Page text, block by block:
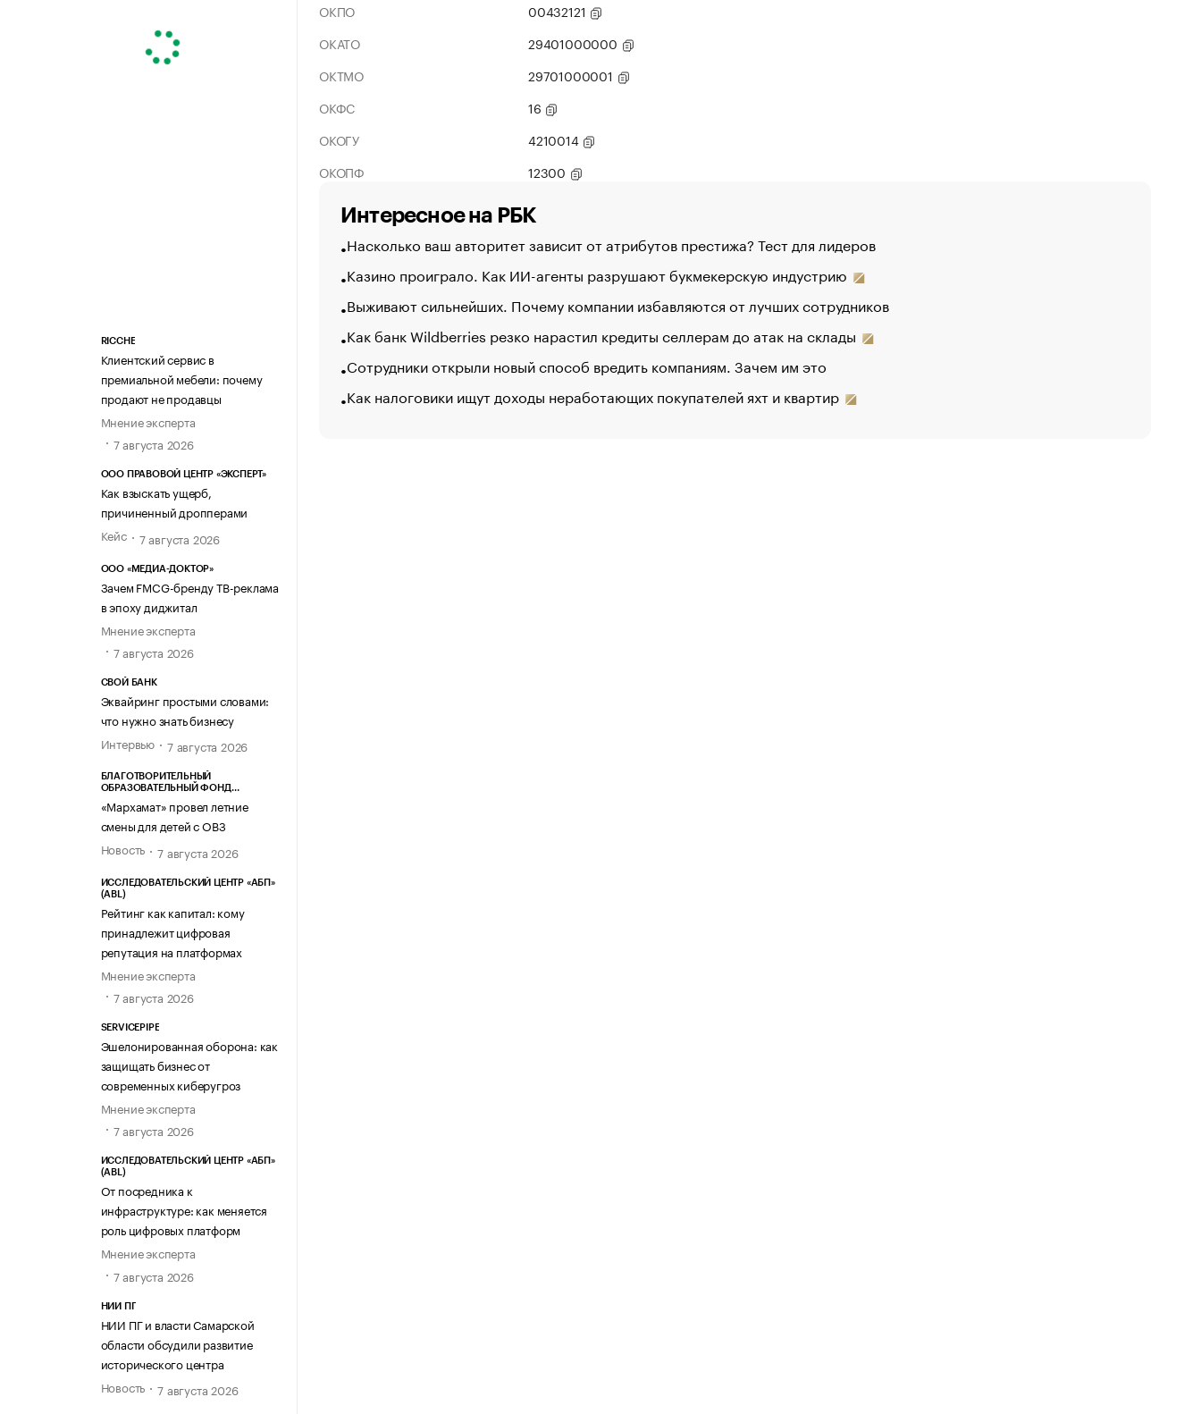
RICCHE
Клиентский сервис в
премиальной мебели: почему
продают не продавцы
Мнение эксперта
7 августа 2026
ООО ПРАВОВОЙ ЦЕНТР «ЭКСПЕРТ»
Как взыскать ущерб,
причиненный дропперами
Кейс
7 августа 2026
ООО «МЕДИА-ДОКТОР»
Зачем FMCG-бренду ТВ-реклама
в эпоху диджитал
Мнение эксперта
7 августа 2026
СВОЙ БАНК
Эквайринг простыми словами:
что нужно знать бизнесу
Интервью
7 августа 2026
БЛАГОТВОРИТЕЛЬНЫЙ
ОБРАЗОВАТЕЛЬНЫЙ ФОНД
«Мархамат» провел летние
смены для детей с ОВЗ
Новость
7 августа 2026
ИССЛЕДОВАТЕЛЬСКИЙ ЦЕНТР «АБП»
(ABL)
Рейтинг как капитал: кому
принадлежит цифровая
репутация на платформах
Мнение эксперта
7 августа 2026
SERVICEPIPE
Эшелонированная оборона: как
защищать бизнес от
современных киберугроз
Мнение эксперта
7 августа 2026
ИССЛЕДОВАТЕЛЬСКИЙ ЦЕНТР «АБП»
(ABL)
От посредника к
инфраструктуре: как меняется
роль цифровых платформ
Мнение эксперта
7 августа 2026
НИИ ПГ
НИИ ПГ и власти Самарской
области обсудили развитие
исторического центра
Новость
7 августа 2026
ОКПО
00432121
ОКАТО
29401000000
ОКТМО
29701000001
ОКФС
16
ОКОГУ
4210014
ОКОПФ
12300
Интересное на РБК
Насколько ваш авторитет зависит от атрибутов престижа? Тест для лидеров
Казино проиграло. Как ИИ-агенты разрушают букмекерскую индустрию
Выживают сильнейших. Почему компании избавляются от лучших сотрудников
Как банк Wildberries резко нарастил кредиты селлерам до атак на склады
Сотрудники открыли новый способ вредить компаниям. Зачем им это
Как налоговики ищут доходы неработающих покупателей яхт и квартир